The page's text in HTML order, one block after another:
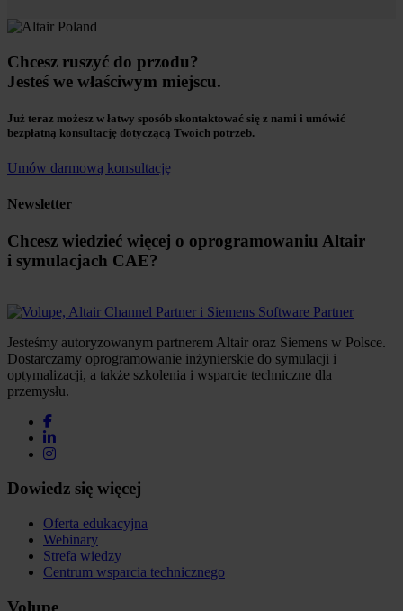
Chcesz ruszyć do przodu?
Jesteś we właściwym miejscu.
Już teraz możesz w łatwy sposób skontaktować się z nami i umówić
bezpłatną konsultację dotyczącą Twoich potrzeb.
Umów darmową konsultację
Newsletter
Chcesz wiedzieć więcej o oprogramowaniu Altair
i symulacjach CAE?
Jesteśmy autoryzowanym partnerem Altair oraz Siemens w Polsce.
Dostarczamy oprogramowanie inżynierskie do symulacji i
optymalizacji, a także szkolenia i wsparcie techniczne dla
przemysłu.
Dowiedz się więcej
Oferta edukacyjna
Webinary
Strefa wiedzy
Centrum wsparcia technicznego
Volupe